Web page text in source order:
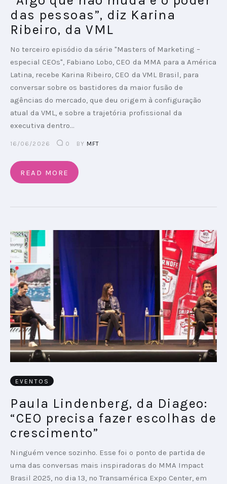
das pessoas”, diz Karina
Ribeiro, da VML
No terceiro episódio da série "Masters of Marketing –
especial CEOs", Fabiano Lobo, CEO da MMA para a América
Latina, recebe Karina Ribeiro, CEO da VML Brasil, para
conversar sobre os bastidores da maior fusão de
agências do mercado, que deu origem à configuração
atual da VML, e sobre a trajetória profissional da
executiva dentro…
16/06/2026 0 BY MFT
READ MORE
EVENTOS
Paula Lindenberg, da Diageo:
“CEO precisa fazer escolhas de
crescimento”
Ninguém vence sozinho. Esse foi o ponto de partida de
uma das conversas mais inspiradoras do MMA Impact
Brasil 2025, no dia 13, no Transamérica Expo Center, em